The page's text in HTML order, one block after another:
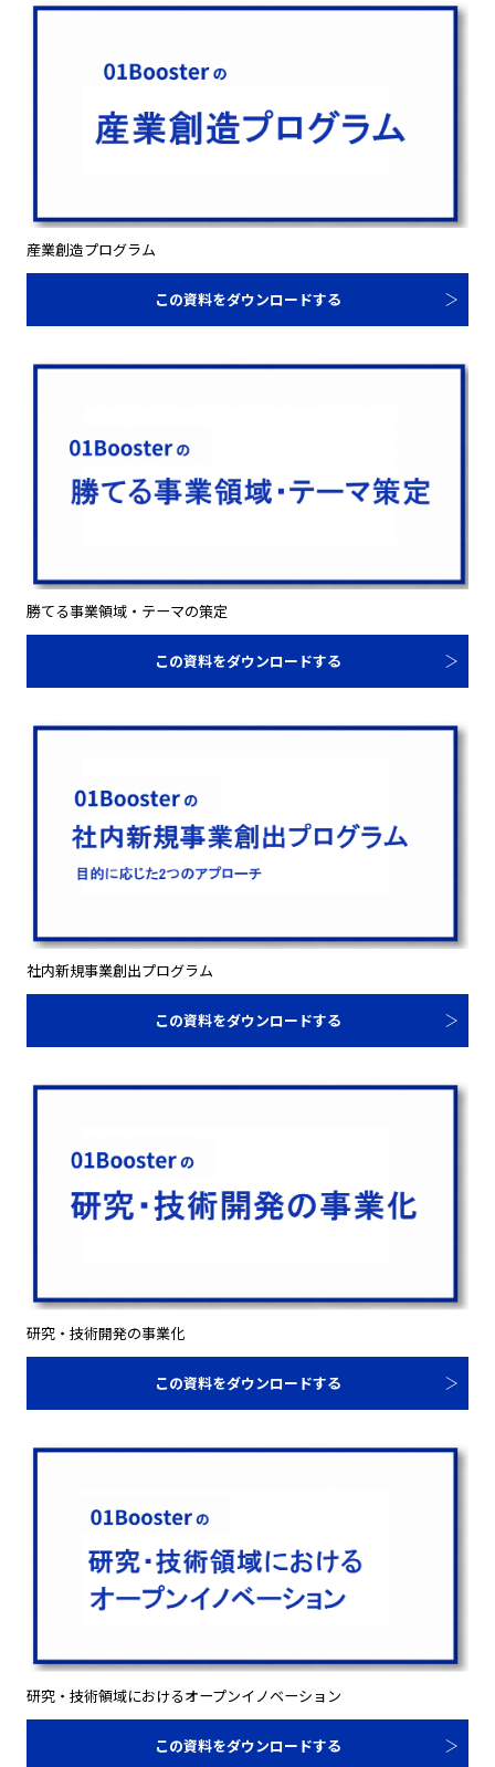
産業創造プログラム
この資料をダウンロードする
勝てる事業領域・テーマの策定
この資料をダウンロードする
社内新規事業創出プログラム
この資料をダウンロードする
研究・技術開発の事業化
この資料をダウンロードする
研究・技術領域におけるオープンイノベーション
この資料をダウンロードする